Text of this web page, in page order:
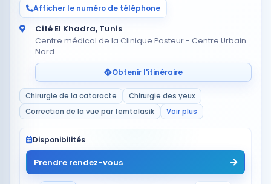
Afficher le numéro de téléphone
Cité El Khadra, Tunis
Centre médical de la Clinique Pasteur - Centre Urbain
Nord
Obtenir l'itinéraire
Chirurgie de la cataracte
Chirurgie des yeux
Correction de la vue par femtolasik
Voir plus
Disponibilités
Prendre rendez-vous